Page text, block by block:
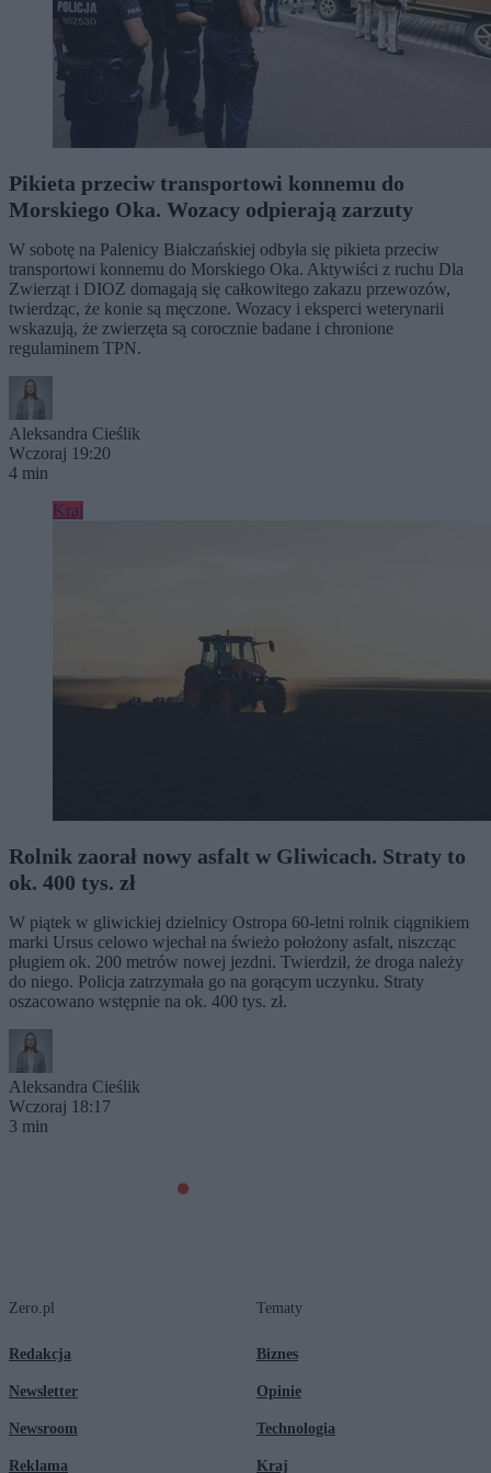
Pikieta przeciw transportowi konnemu do
Morskiego Oka. Wozacy odpierają zarzuty
W sobotę na Palenicy Białczańskiej odbyła się pikieta przeciw
transportowi konnemu do Morskiego Oka. Aktywiści z ruchu Dla
Zwierząt i DIOZ domagają się całkowitego zakazu przewozów,
twierdząc, że konie są męczone. Wozacy i eksperci weterynarii
wskazują, że zwierzęta są corocznie badane i chronione
regulaminem TPN.
Aleksandra Cieślik
Wczoraj 19:20
4 min
Kraj
Rolnik zaorał nowy asfalt w Gliwicach. Straty to
ok. 400 tys. zł
W piątek w gliwickiej dzielnicy Ostropa 60-letni rolnik ciągnikiem
marki Ursus celowo wjechał na świeżo położony asfalt, niszcząc
pługiem ok. 200 metrów nowej jezdni. Twierdził, że droga należy
do niego. Policja zatrzymała go na gorącym uczynku. Straty
oszacowano wstępnie na ok. 400 tys. zł.
Aleksandra Cieślik
Wczoraj 18:17
3 min
Zero.pl
Redakcja
Newsletter
Newsroom
Reklama
Tematy
Biznes
Opinie
Technologia
Kraj